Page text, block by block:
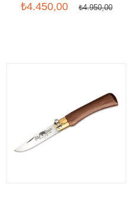
₺4.450,00 ₺4.950,00